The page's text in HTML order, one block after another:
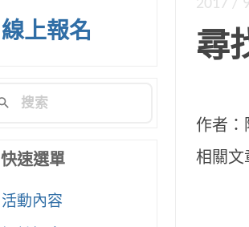
2017 /
尋
作者：
相關文
線上報名
快速選單
活動內容